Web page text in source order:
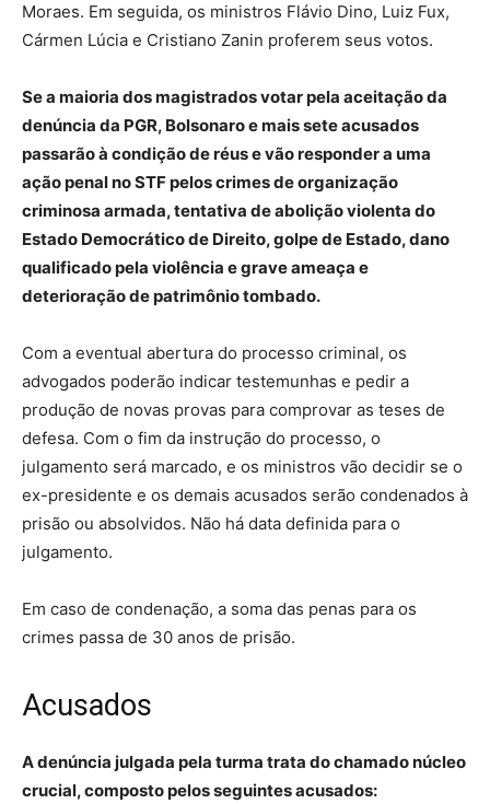
Moraes. Em seguida, os ministros Flávio Dino, Luiz Fux,
Cármen Lúcia e Cristiano Zanin proferem seus votos.
Se a maioria dos magistrados votar pela aceitação da
denúncia da PGR, Bolsonaro e mais sete acusados
passarão à condição de réus e vão responder a uma
ação penal no STF pelos crimes de organização
criminosa armada, tentativa de abolição violenta do
Estado Democrático de Direito, golpe de Estado, dano
qualificado pela violência e grave ameaça e
deterioração de patrimônio tombado.
Com a eventual abertura do processo criminal, os
advogados poderão indicar testemunhas e pedir a
produção de novas provas para comprovar as teses de
defesa. Com o fim da instrução do processo, o
julgamento será marcado, e os ministros vão decidir se o
ex-presidente e os demais acusados serão condenados à
prisão ou absolvidos. Não há data definida para o
julgamento.
Em caso de condenação, a soma das penas para os
crimes passa de 30 anos de prisão.
Acusados
A denúncia julgada pela turma trata do chamado núcleo
crucial, composto pelos seguintes acusados: